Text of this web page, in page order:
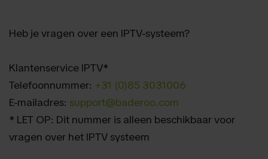
Heb je vragen over een IPTV-systeem?
Klantenservice IPTV*
Telefoonnummer: +31 (0)85 3031006
E-mailadres: support@baderoo.com
* LET OP: Dit nummer is alleen beschikbaar voor
vragen over het IPTV systeem